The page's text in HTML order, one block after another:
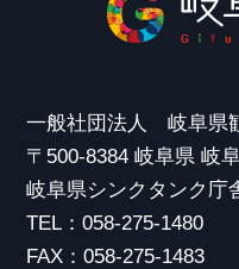
一般社団法人 岐阜県
〒500-8384 岐阜県 岐
岐阜県シンクタンク庁
TEL：058-275-1480
FAX：058-275-1483